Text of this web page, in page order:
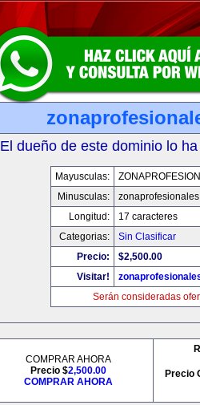
El dueño de este dominio lo
Mayusculas:
Minusculas:
Longitud:
17 caracteres
Categorias:
Sin Clasificar
Precio:
$2,500.00
Visitar!
Serán consideradas
COMPRAR AHORA
Precio $2,500.00
COMPRAR AHORA
Precio